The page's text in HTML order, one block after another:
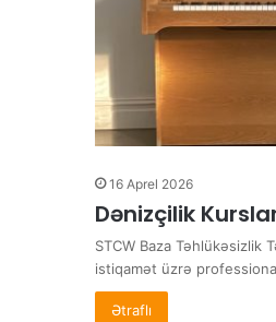
16 Aprel 2026
Dənizçilik
STCW Baza Təhlükəsizlik
istiqamət üzrə
Ətraflı